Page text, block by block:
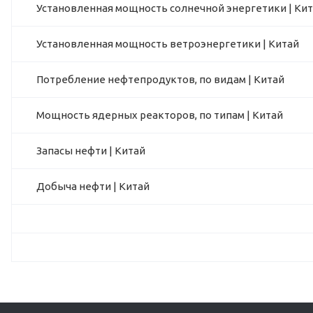
Установленная мощность солнечной энергетики |
Установленная мощность ветроэнергетики | Китай
Потребление нефтепродуктов, по видам | Китай
Мощность ядерных реакторов, по типам | Китай
Запасы нефти | Китай
Добыча нефти | Китай